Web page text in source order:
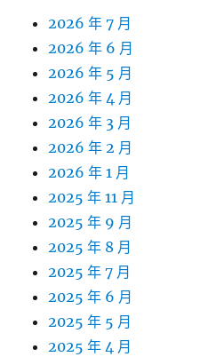
2026 年 7 月
2026 年 6 月
2026 年 5 月
2026 年 4 月
2026 年 3 月
2026 年 2 月
2026 年 1 月
2025 年 11 月
2025 年 9 月
2025 年 8 月
2025 年 7 月
2025 年 6 月
2025 年 5 月
2025 年 4 月